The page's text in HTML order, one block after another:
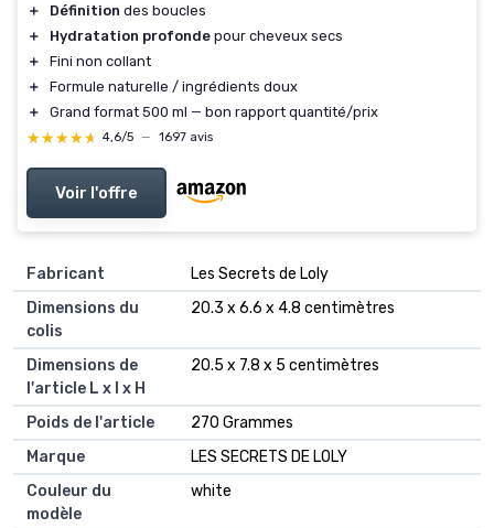
＋ Définition des boucles
＋
Hydratation profonde pour cheveux secs
＋
Fini non collant
＋
Formule naturelle / ingrédients doux
＋
Grand format 500 ml — bon rapport quantité/prix
★★★★★
★★★★★ 4,6/5 — 1697 avis
Voir l'offre
Fabricant
‎Les Secrets de Loly
Dimensions du
colis
‎20.3 x 6.6 x 4.8 centimètres
Dimensions de
l'article L x l x H
‎20.5 x 7.8 x 5 centimètres
Poids de l'article
‎270 Grammes
Marque
‎LES SECRETS DE LOLY
Couleur du
modèle
‎white